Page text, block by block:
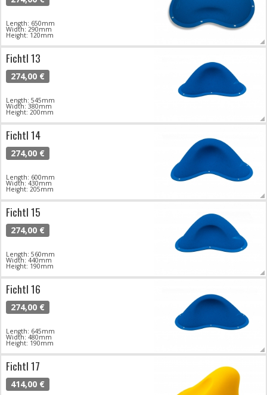
Length: 650mm
Width: 290mm
Height: 120mm
Fichtl 13
274,00 €
Length: 545mm
Width: 380mm
Height: 200mm
Fichtl 14
274,00 €
Length: 600mm
Width: 430mm
Height: 205mm
Fichtl 15
274,00 €
Length: 560mm
Width: 440mm
Height: 190mm
Fichtl 16
274,00 €
Length: 645mm
Width: 480mm
Height: 190mm
Fichtl 17
414,00 €